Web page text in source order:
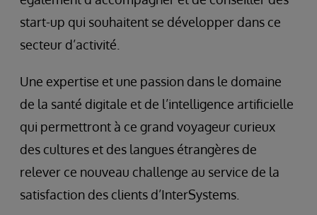
start-up qui souhaitent se développer dans ce
secteur d’activité.
Une expertise et une passion dans le domaine
de la santé digitale et de l’intelligence artificielle
qui permettront à ce grand voyageur curieux
des cultures et des langues étrangères de
relever ce nouveau challenge au service de la
satisfaction des clients d’InterSystems.